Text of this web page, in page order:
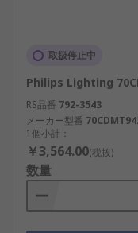
の場合は、ぜひRS
メタルハラ
用途
MHランプは、通常
スタジアムやアリー
街路照明に使用され
メタルハラ
取扱停止中
Philips Lighting
RS品番 792-3543
メーカー型番
1個小計：
￥3,564.00(税抜)
数量